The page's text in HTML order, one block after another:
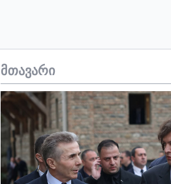
მთავარი